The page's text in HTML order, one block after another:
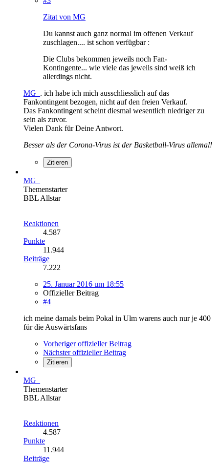
Zitat von MG
Du kannst auch ganz normal im offenen Verkauf
zuschlagen.... ist schon verfügbar :
Die Clubs bekommen jeweils noch Fan-
Kontingente... wie viele das jeweils sind weiß ich
allerdings nicht.
MG_ . ich habe ich mich ausschliesslich auf das
Fankontingent bezogen, nicht auf den freien Verkauf.
Das Fankontingent scheint diesmal wesentlich niedriger zu
sein als zuvor.
Vielen Dank für Deine Antwort.
Besser als der Corona-Virus ist der Basketball-Virus allemal!
Zitieren
MG_
Themenstarter
BBL Allstar
Reaktionen
4.587
Punkte
11.944
Beiträge
7.222
25. Januar 2016 um 18:55
Offizieller Beitrag
#4
ich meine damals beim Pokal in Ulm warens auch nur je 400
für die Auswärtsfans
Vorheriger offizieller Beitrag
Nächster offizieller Beitrag
Zitieren
MG_
Themenstarter
BBL Allstar
Reaktionen
4.587
Punkte
11.944
Beiträge